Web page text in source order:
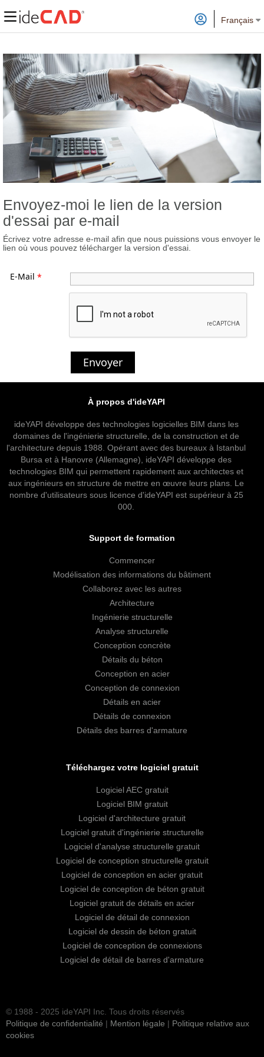
Français
Envoyez-moi le lien de la version
d'essai par e-mail
Écrivez votre adresse e-mail afin que nous puissions vous envoyer le
lien où vous pouvez télécharger la version d'essai.
E-Mail *
Envoyer
À propos d'ideYAPI
ideYAPI développe des technologies logicielles BIM dans les
domaines de l'ingénierie structurelle, de la construction et de
l'architecture depuis 1988. Opérant avec des bureaux à Istanbul
Bursa et à Hanovre (Allemagne), ideYAPI développe des
technologies BIM qui permettent rapidement aux architectes et
aux ingénieurs en structure de mettre en œuvre leurs plans. Le
nombre d'utilisateurs sous licence d'ideYAPI est supérieur à 25
000.
Support de formation
Commencer
Modélisation des informations du bâtiment
Collaborez avec les autres
Architecture
Ingénierie structurelle
Analyse structurelle
Conception concrète
Détails du béton
Conception en acier
Conception de connexion
Détails en acier
Détails de connexion
Détails des barres d'armature
Téléchargez votre logiciel gratuit
Logiciel AEC gratuit
Logiciel BIM gratuit
Logiciel d'architecture gratuit
Logiciel gratuit d'ingénierie structurelle
Logiciel d'analyse structurelle gratuit
Logiciel de conception structurelle gratuit
Logiciel de conception en acier gratuit
Logiciel de conception de béton gratuit
Logiciel gratuit de détails en acier
Logiciel de détail de connexion
Logiciel de dessin de béton gratuit
Logiciel de conception de connexions
Logiciel de détail de barres d'armature
© 1988 - 2025 ideYAPI Inc. Tous droits réservés
Politique de confidentialité | Mention légale | Politique relative aux
cookies